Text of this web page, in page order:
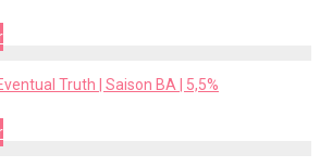
Truth | Saison BA | 5,5%